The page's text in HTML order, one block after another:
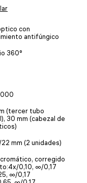
con
antifúngico
360°
(tercer tubo
30 mm (cabezal de
mm (2 unidades)
corregido
0,10, ∞/0,17
∞/0,17